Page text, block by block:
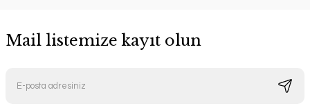
Mail listemize kayıt olun